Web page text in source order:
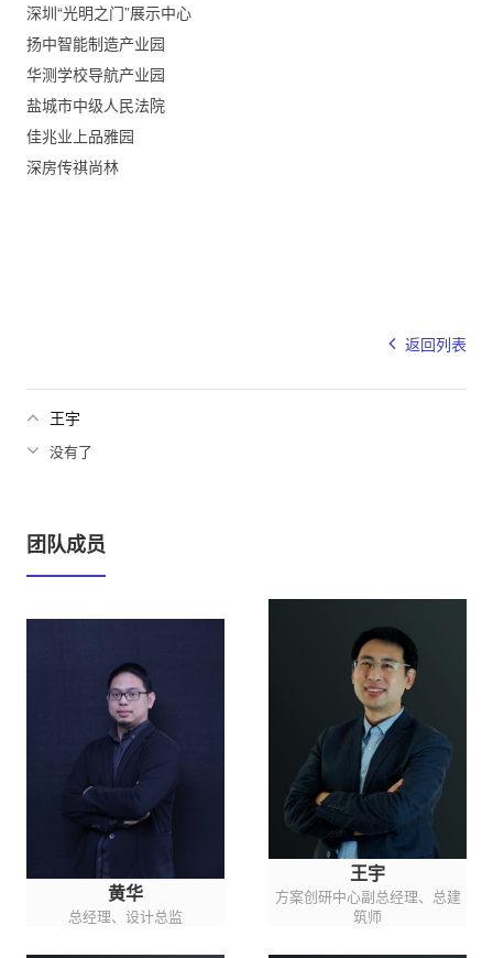
深圳“光明之门”展示中心
扬中智能制造产业园
华测学校导航产业园
盐城市中级人民法院
佳兆业上品雅园
深房传祺尚林
返回列表
王宇
没有了
团队成员
黄华
总经理、设计总监
王宇
方案创研中心副总经理、总建
筑师